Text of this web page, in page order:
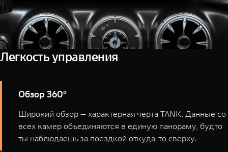
Легкость управления
Обзор 360°
Широкий обзор — характерная черта TANK. Данные со
всех камер объединяются в единую панораму, будто
ты наблюдаешь за поездкой откуда-то сверху.